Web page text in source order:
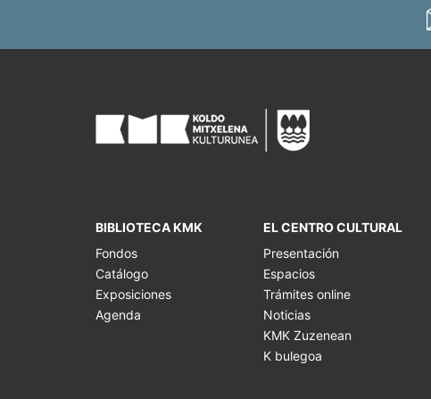
BIBLIOTECA KMK
Fondos
Catálogo
Exposiciones
Agenda
EL CENTRO CULTURAL
Presentación
Espacios
Trámites online
Noticias
KMK Zuzenean
K bulegoa